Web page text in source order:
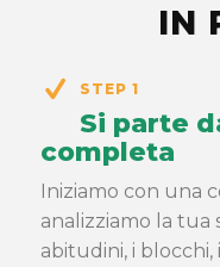
IN
STEP 1
Si parte
completa
Iniziamo con una
analizziamo la tua
abitudini, i